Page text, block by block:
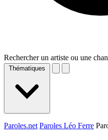
Rechercher un artiste ou une
Thématiques
Paroles.net Paroles Léo Ferre